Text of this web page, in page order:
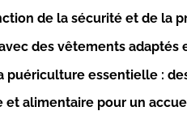
de la sécurité et de la
des vêtements adaptés
puériculture essentielle:
et alimentairepour un